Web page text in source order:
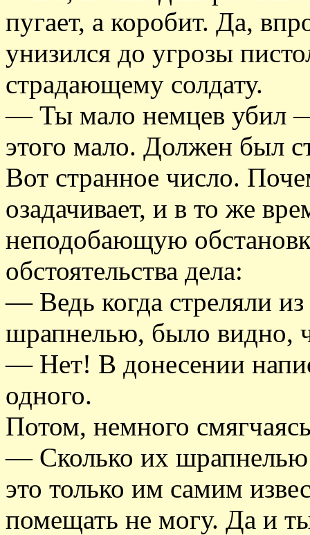
пугает, а коробит. Да,
унизился до угрозы
страдающему солдату.
— Ты мало немцев убил
этого мало. Должен был
Вот странное число.
озадачивает, и в то же
неподобающую
обстоятельства дела:
— Ведь когда стреляли
шрапнелью, было видно,
— Нет! В донесении
одного.
Потом, немного
— Сколько их шрапнелью
это только им самим
помещать не могу. Да и